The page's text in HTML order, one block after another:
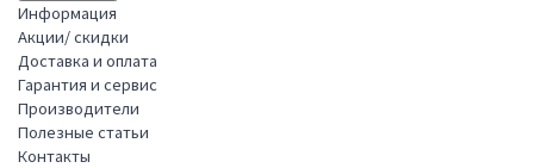
Информация
Акции/ скидки
Доставка и оплата
Гарантия и сервис
Производители
Полезные статьи
Контакты